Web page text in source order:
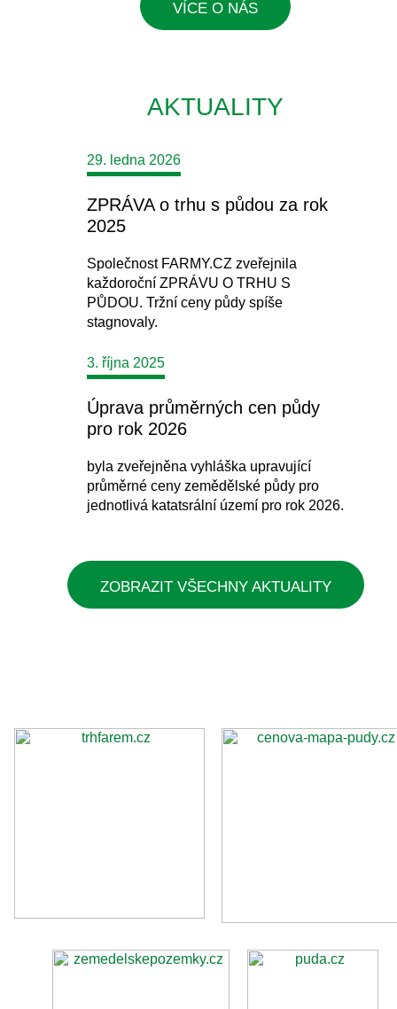
VÍCE O NÁS
AKTUALITY
29. ledna 2026
ZPRÁVA o trhu s půdou za rok
2025
Společnost FARMY.CZ zveřejnila
každoroční ZPRÁVU O TRHU S
PŮDOU. Tržní ceny půdy spíše
stagnovaly.
3. října 2025
Úprava průměrných cen půdy
pro rok 2026
byla zveřejněna vyhláška upravující
průměrné ceny zemědělské půdy pro
jednotlivá katatsrální území pro rok 2026.
ZOBRAZIT VŠECHNY AKTUALITY